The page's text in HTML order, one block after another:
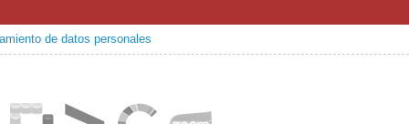
de datos personales